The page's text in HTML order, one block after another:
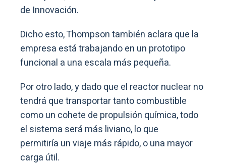
de Innovación.
Dicho esto, Thompson también aclara que la
empresa está trabajando en un prototipo
funcional a una escala más pequeña.
Por otro lado, y dado que el reactor nuclear no
tendrá que transportar tanto combustible
como un cohete de propulsión química, todo
el sistema será más liviano, lo que
permitiría un viaje más rápido, o una mayor
carga útil.